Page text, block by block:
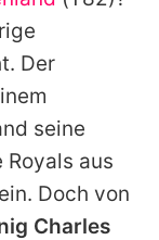
Der
seine
aus
Doch von
Charles